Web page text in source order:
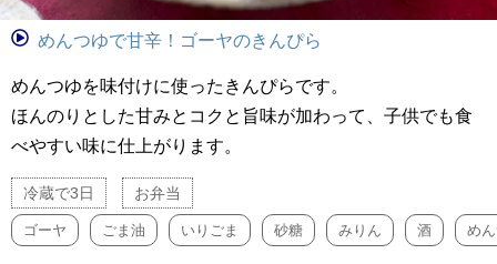
めんつゆで甘辛！ゴーヤのきんぴら
めんつゆを味付けに使ったきんぴらです。
ほんのりとした甘みとコクと旨味が加わって、子供でも食
べやすい味に仕上がります。
冷蔵で3日 お弁当
ゴーヤ ごま油 いりごま 砂糖 みりん 酒 め